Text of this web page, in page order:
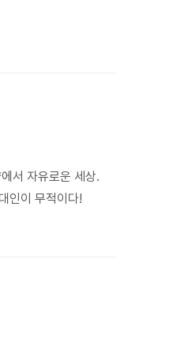
서 자유로운 세상.
인이 무적이다!